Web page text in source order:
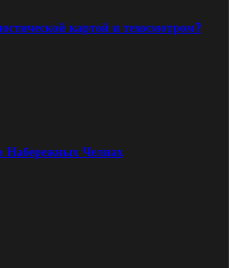
картой и техосмотром?
Челнах